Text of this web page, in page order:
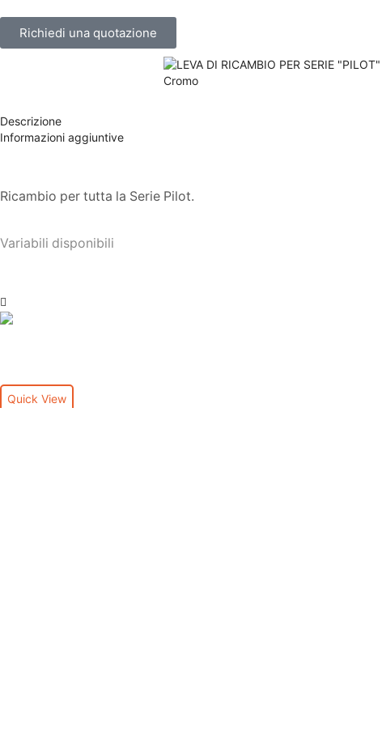
Richiedi una quotazione
Descrizione
Informazioni aggiuntive
Ricambio per tutta la Serie Pilot.
Variabili disponibili
Quick View